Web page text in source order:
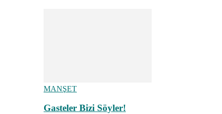
MANŞET
Gasteler Bizi Söyler!